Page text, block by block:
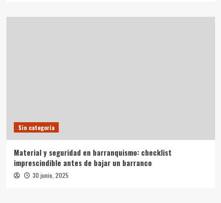
Sin categoría
Material y seguridad en barranquismo: checklist
imprescindible antes de bajar un barranco
30 junio, 2025